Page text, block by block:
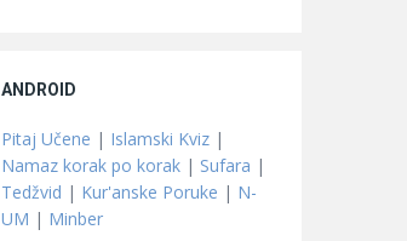
ANDROID
Pitaj Učene | Islamski Kviz |
Namaz korak po korak | Sufara |
Tedžvid | Kur'anske Poruke | N-
UM | Minber